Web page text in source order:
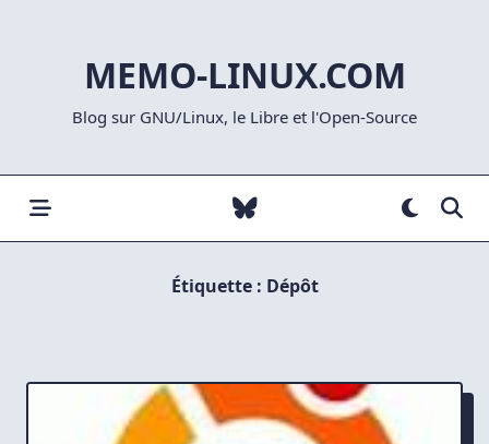
MEMO-LINUX.COM
Blog sur GNU/Linux, le Libre et l'Open-Source
Étiquette : Dépôt